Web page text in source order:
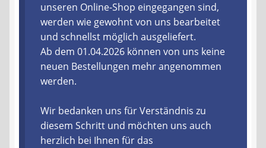
Zahlungsarten
Lieferzeit & Verfügbarkeit
Gutschein
Batterien- und Akku Verordnung
Elektro- und Elektronikgeräte Verordnung
unseren Online-Shop eingegangen sind,
werden wie gewohnt von uns bearbeitet
und schnellst möglich ausgeliefert.
Ab dem 01.04.2026 können von uns keine
neuen Bestellungen mehr angenommen
werden.
Wir bedanken uns für Verständnis zu
diesem Schritt und möchten uns auch
herzlich bei Ihnen für das